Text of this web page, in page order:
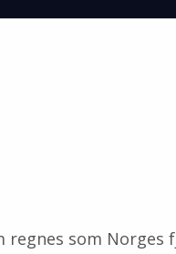
som Norges